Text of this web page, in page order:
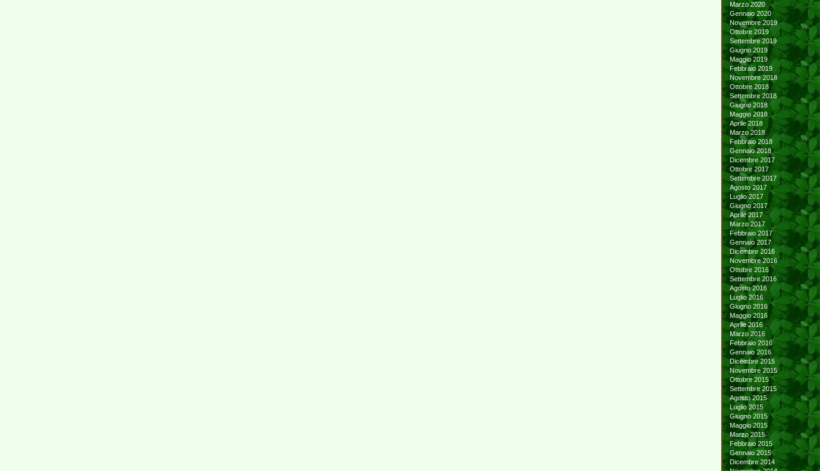
Marzo 2020
Gennaio 2020
Novembre 2019
Ottobre 2019
Settembre 2019
Giugno 2019
Maggio 2019
Febbraio 2019
Novembre 2018
Ottobre 2018
Settembre 2018
Giugno 2018
Maggio 2018
Aprile 2018
Marzo 2018
Febbraio 2018
Gennaio 2018
Dicembre 2017
Ottobre 2017
Settembre 2017
Agosto 2017
Luglio 2017
Giugno 2017
Aprile 2017
Marzo 2017
Febbraio 2017
Gennaio 2017
Dicembre 2016
Novembre 2016
Ottobre 2016
Settembre 2016
Agosto 2016
Luglio 2016
Giugno 2016
Maggio 2016
Aprile 2016
Marzo 2016
Febbraio 2016
Gennaio 2016
Dicembre 2015
Novembre 2015
Ottobre 2015
Settembre 2015
Agosto 2015
Luglio 2015
Giugno 2015
Maggio 2015
Marzo 2015
Febbraio 2015
Gennaio 2015
Dicembre 2014